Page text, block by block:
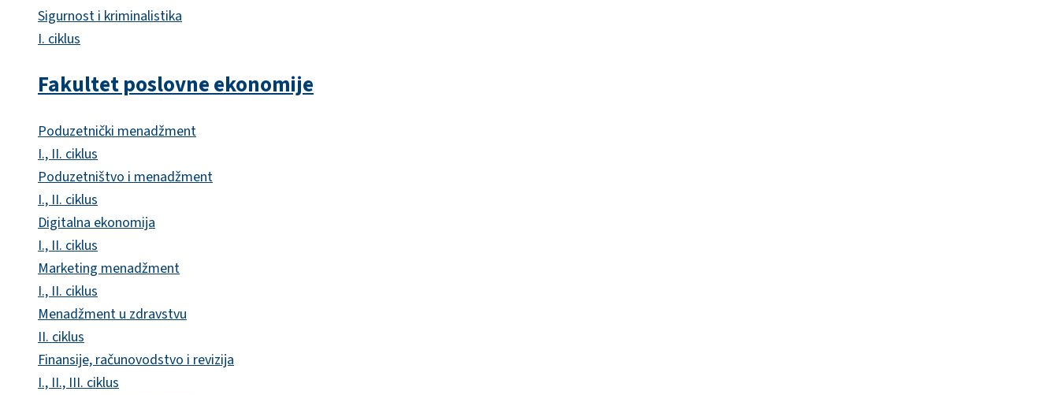
Sigurnost i kriminalistika
I. ciklus
Fakultet poslovne ekonomije
Poduzetnički menadžment
I., II. ciklus
Poduzetništvo i menadžment
I., II. ciklus
Digitalna ekonomija
I., II. ciklus
Marketing menadžment
I., II. ciklus
Menadžment u zdravstvu
II. ciklus
Finansije, računovodstvo i revizija
I., II., III. ciklus